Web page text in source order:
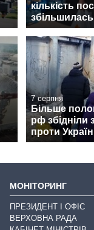
кількість
7 серпня
Більше
рф збідніли
проти
МОНІТОРИНГ
ПРЕЗИДЕНТ І ОФІС
ВЕРХОВНА РАДА